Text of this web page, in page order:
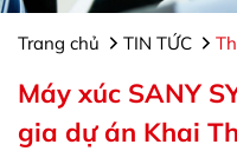
Trang chủ TIN TỨC
Máy xúc SANY
gia dự án Khai